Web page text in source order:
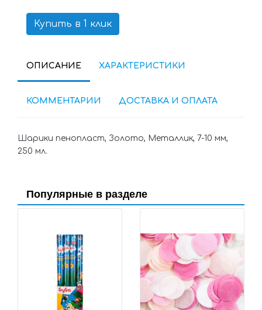
Купить в 1 клик
ОПИСАНИЕ ХАРАКТЕРИСТИКИ
КОММЕНТАРИИ ДОСТАВКА И ОПЛАТА
Шарики пенопласт, Золото, Металлик, 7-10 мм,
250 мл.
Популярные в разделе